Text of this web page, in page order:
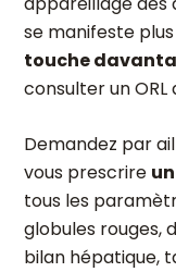
se manifeste
touche
consulter un
Demandez par
vous prescrire
tous les
globules rouges,
bilan hépatique,